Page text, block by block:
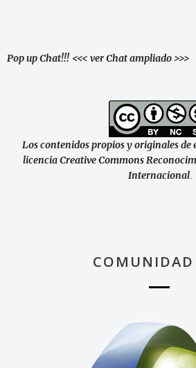
Pop up Chat!!! <<< ver Chat ampliado >>>
Los contenidos propios y originales de
licencia Creative Commons
Internacional
COMUNIDAD